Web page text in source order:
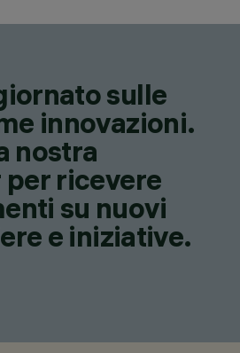
sulle
innovazioni.
nostra
ricevere
su nuovi
e iniziative.